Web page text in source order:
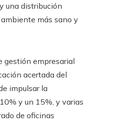
una distribución
más sano y
gestión empresarial
acertada del
impulsar la
y un 15%, y varias
de oficinas